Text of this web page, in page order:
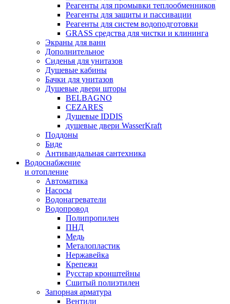
Реагенты для промывки теплообменников
Реагенты для защиты и пассивации
Реагенты для систем водоподготовки
GRASS средства для чистки и клининга
Экраны для ванн
Дополнительное
Сиденья для унитазов
Душевые кабины
Бачки для унитазов
Душевые двери шторы
BELBAGNO
CEZARES
Душевые IDDIS
душевые двери WasserKraft
Поддоны
Биде
Антивандальная сантехника
Водоснабжение
и отопление
Автоматика
Насосы
Водонагреватели
Водопровод
Полипропилен
ПНД
Медь
Металопластик
Нержавейка
Крепежи
Русстар кронштейны
Сшитый полиэтилен
Запорная арматура
Вентили